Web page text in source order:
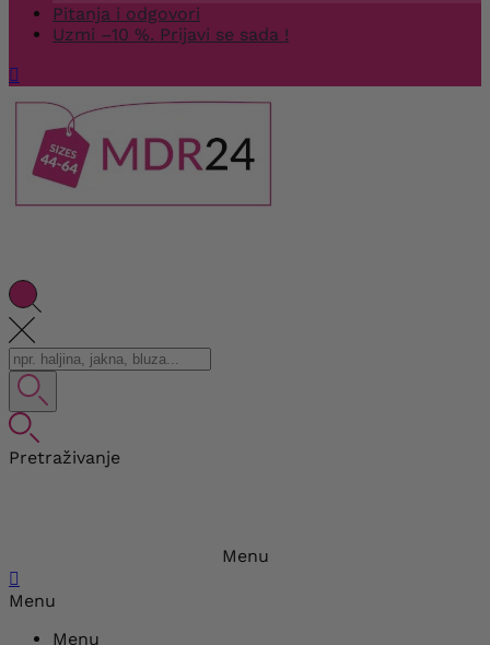
Pitanja i odgovori
Uzmi –10 %. Prijavi se sada !

Pretraživanje
Menu

Menu
Menu